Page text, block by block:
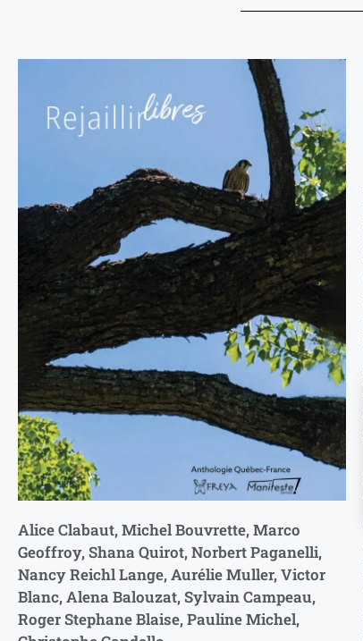
Alice Clabaut, Michel Bouvrette, Marco
Geoffroy, Shana Quirot, Norbert Paganelli,
Nancy Reichl Lange, Aurélie Muller, Victor
Blanc, Alena Balouzat, Sylvain Campeau,
Roger Stephane Blaise, Pauline Michel,